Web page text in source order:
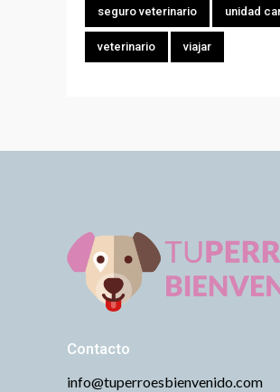
seguro veterinario unidad
veterinario viajar
Contacto
info@tuperroesbienvenido.com